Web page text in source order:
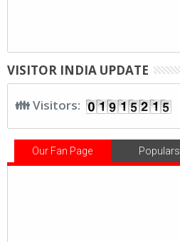
VISITOR INDIA UPDATE
👪 Visitors:
Our Fan Page Populars